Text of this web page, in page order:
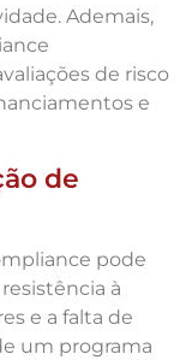
Ademais,
de risco
e
de
pode
à
e a falta de
um programa